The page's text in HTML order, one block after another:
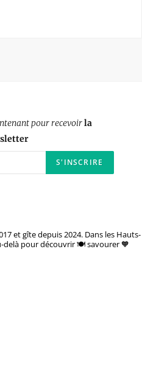
pour recevoirla
et gîte depuis 2024. Dans les Hauts-
delà pour découvrir 🍽️ savourer 🧡